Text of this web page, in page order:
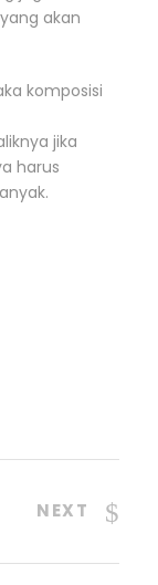
akan
komposisi
jika
harus
NEXT